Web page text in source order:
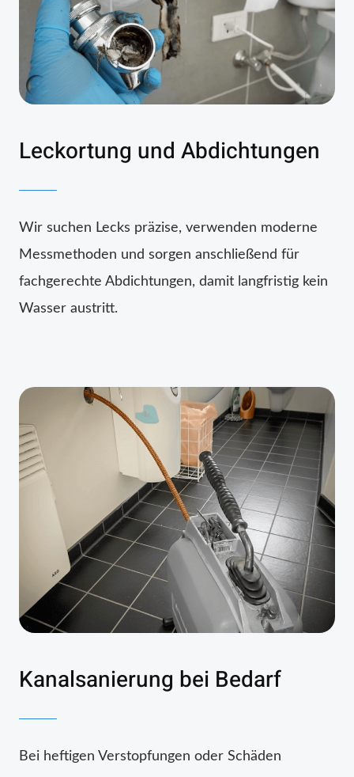
Leckortung und Abdichtungen
Wir suchen Lecks präzise, verwenden moderne
Messmethoden und sorgen anschließend für
fachgerechte Abdichtungen, damit langfristig kein
Wasser austritt.
Kanalsanierung bei Bedarf
Bei heftigen Verstopfungen oder Schäden